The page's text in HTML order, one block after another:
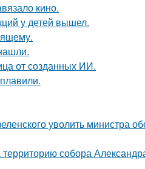
кино.
у детей вышел.
от созданных ИИ.
уволить министра
собора